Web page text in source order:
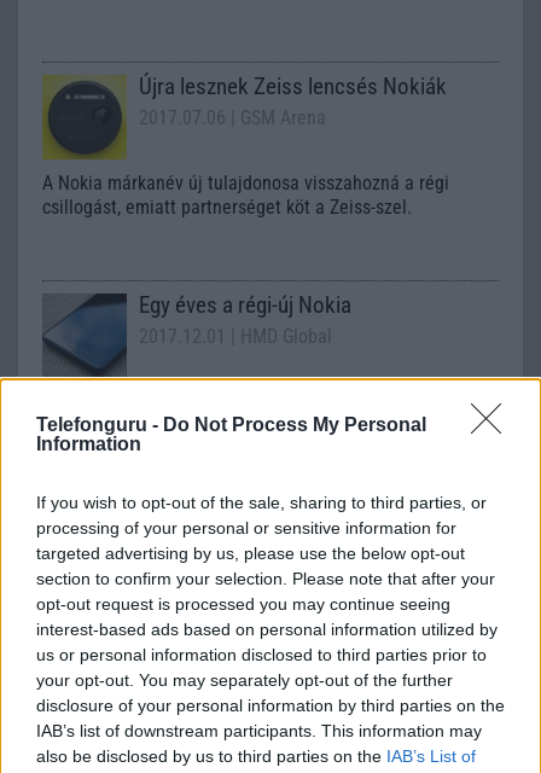
Telefonguru - Do Not Process My Personal
Information
If you wish to opt-out of the sale, sharing to third parties, or
processing of your personal or sensitive information for
targeted advertising by us, please use the below opt-out
section to confirm your selection. Please note that after your
opt-out request is processed you may continue seeing
interest-based ads based on personal information utilized by
us or personal information disclosed to third parties prior to
your opt-out. You may separately opt-out of the further
disclosure of your personal information by third parties on the
IAB’s list of downstream participants. This information may
also be disclosed by us to third parties on the IAB’s List of
Újra lesznek Zeiss lencsés Nokiák
2017.07.06 | GSM Arena
A Nokia márkanév új tulajdonosa visszahozná a régi
csillogást, emiatt partnerséget köt a Zeiss-szel.
Egy éves a régi-új Nokia
2017.12.01 | HMD Global
A HMD Global, a Nokia telefonok új otthona idén ünnepli
első születésnapját.
Gyorsítsd fel a telefonod!
2015.12.01| Phone Arena
Bizonyára sokan tudják – és még többen nem – hogy az
androidos okostelefon gyári kezelőfelületének helyére
tetszés szerinti változat telepíthető a Google Playről, a
választás attól függ, hogy a gyorsaság, a kevés RAM
fogyasztása vagy a csili-vili megjelenés a fontos.